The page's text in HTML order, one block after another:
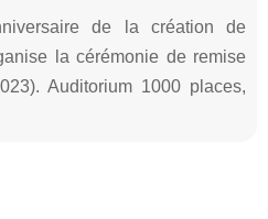
de la création de
la cérémonie de remise
Auditorium 1000 places,